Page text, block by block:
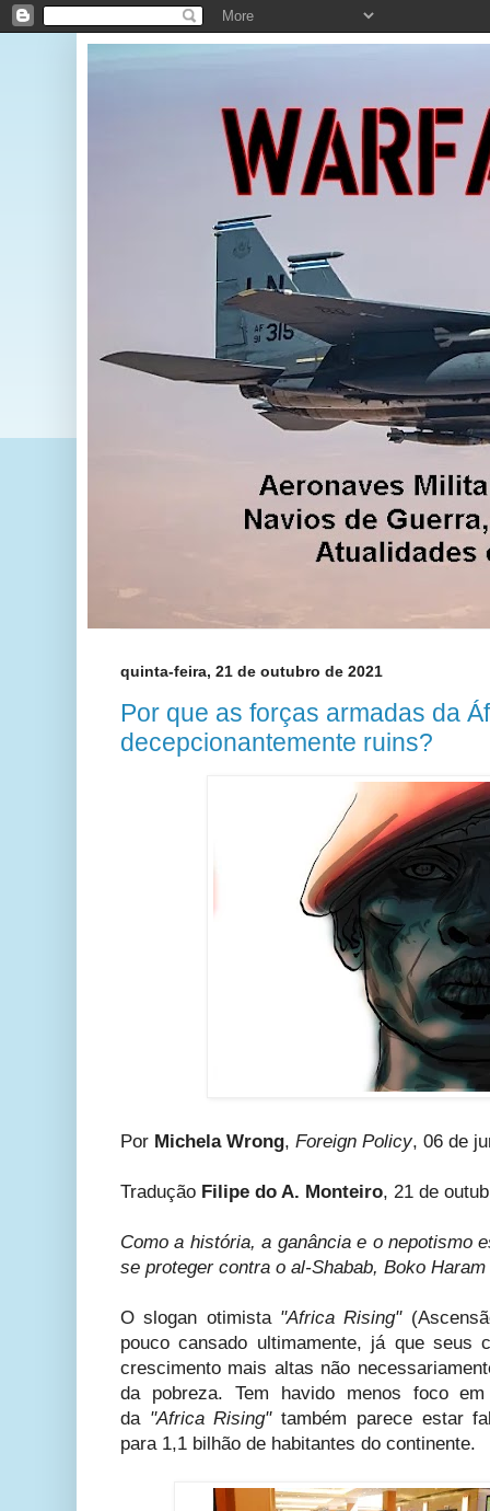
quinta-feira, 21 de outubro de 2021
Por que as forças armadas da
decepcionantemente ruins?
Por Michela Wrong, Foreign Policy, 06 de
Tradução Filipe do A. Monteiro, 21 de
Como a história, a ganância e o nepotismo
se proteger contra o al-Shabab, Boko
O slogan otimista "Africa Rising"(
pouco cansado ultimamente, já que seus
crescimento mais altas não
da pobreza. Tem havido menos foco
da "Africa Rising"também parece estar
para 1,1 bilhão de habitantes do continente.